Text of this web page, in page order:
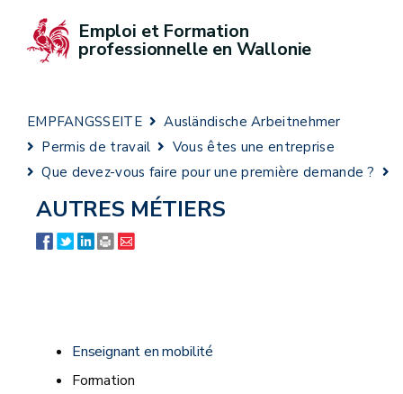
Emploi et Formation
professionnelle en Wallonie
EMPFANGSSEITE
Ausländische Arbeitnehmer
Permis de travail
Vous êtes une entreprise
Que devez-vous faire pour une première demande ?
AUTRES MÉTIERS
Enseignant en mobilité
Formation